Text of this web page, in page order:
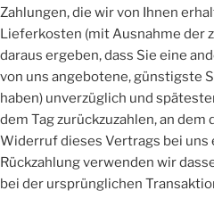
Zahlungen, die wir von Ihnen
Lieferkosten (mit Ausnahme der
daraus ergeben, dass Sie eine
von uns angebotene, günstigste
haben) unverzüglich und
dem Tag zurückzuzahlen, an
Widerruf dieses Vertrags bei uns
Rückzahlung verwenden wir
bei der ursprünglichen